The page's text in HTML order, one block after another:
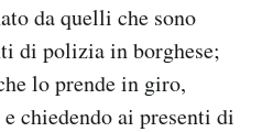
da quelli che sono
di polizia in borghese;
lo prende in giro,
chiedendo ai presenti di